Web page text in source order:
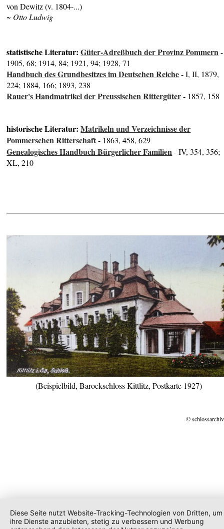
von Dewitz (v. 1804-...)
~ Otto Ludwig
statistische Literatur:Güter-Adreßbuch der Provinz Pommern-
1905, 68; 1914, 84; 1921, 94; 1928, 71
Handbuch des Grundbesitzes im Deutschen Reiche- I, II, 1879,
224; 1884, 166; 1893, 238
Rauer's Handmatrikel der Preussischen Rittergüter- 1857, 158
historische Literatur:Matrikeln und Verzeichnisse der
Pommerschen Ritterschaft- 1863, 458, 629
Genealogisches Handbuch Bürgerlicher Familien- IV, 354, 356;
XL, 210
(Beispielbild, Barockschloss Kittlitz, Postkarte 1927)
©
Diese Seite nutzt Website-Tracking-Technologien von Dritten, um
ihre Dienste anzubieten, stetig zu verbessern und Werbung